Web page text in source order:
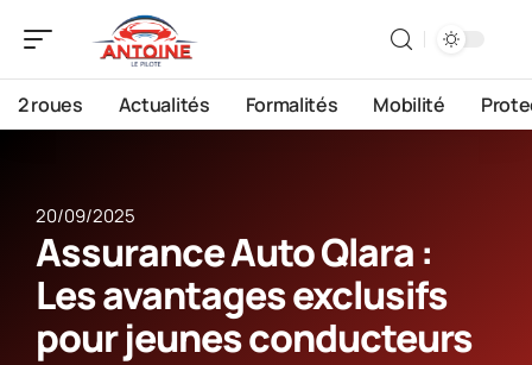
2 roues Actualités Formalités Mobilité
20/09/2025
Assurance Auto Qlara :
Les avantages exclusifs
pour jeunes conducteurs